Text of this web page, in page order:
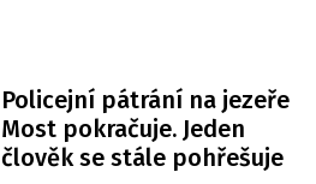
Policejní pátrání na jezeře
Most pokračuje. Jeden
člověk se stále pohřešuje